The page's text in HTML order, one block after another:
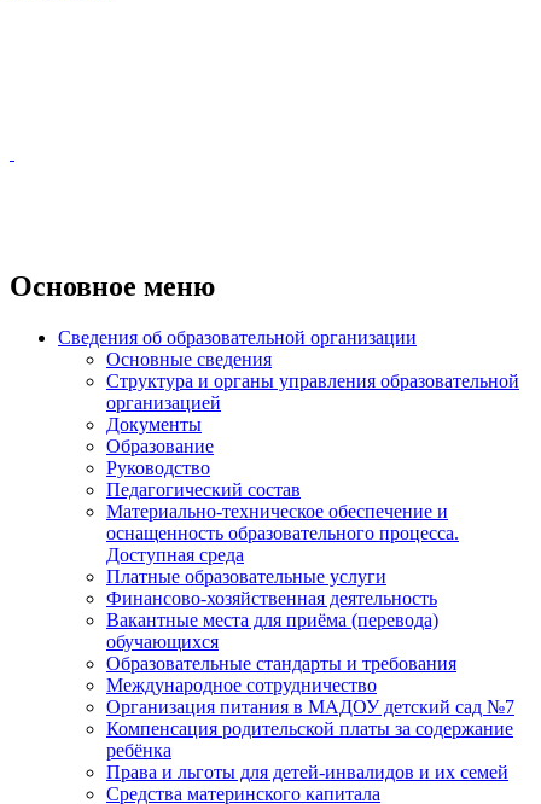
Основное меню
Сведения об образовательной организации
Основные сведения
Структура и органы управления образовательной
организацией
Документы
Образование
Руководство
Педагогический состав
Материально-техническое обеспечение и
оснащенность образовательного процесса.
Доступная среда
Платные образовательные услуги
Финансово-хозяйственная деятельность
Вакантные места для приёма (перевода)
обучающихся
Образовательные стандарты и требования
Международное сотрудничество
Организация питания в МАДОУ детский сад №7
Компенсация родительской платы за содержание
ребёнка
Права и льготы для детей-инвалидов и их семей
Средства материнского капитала